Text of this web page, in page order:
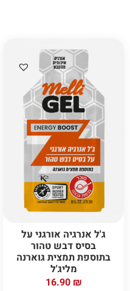
ג'ל אנרגיה אורגני על
בסיס דבש טהור
בתוספת תמצית גוארנה
מליג'ל
16.90 ₪